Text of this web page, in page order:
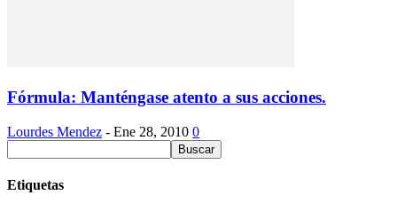
Fórmula: Manténgase atento a sus acciones.
Lourdes Mendez - Ene 28, 2010 0
Etiquetas